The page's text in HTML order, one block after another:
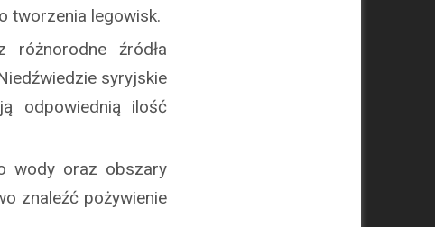
tworzenia legowisk.
źródła
syryjskie
odpowiednią ilość
wody oraz obszary
znaleźć pożywienie